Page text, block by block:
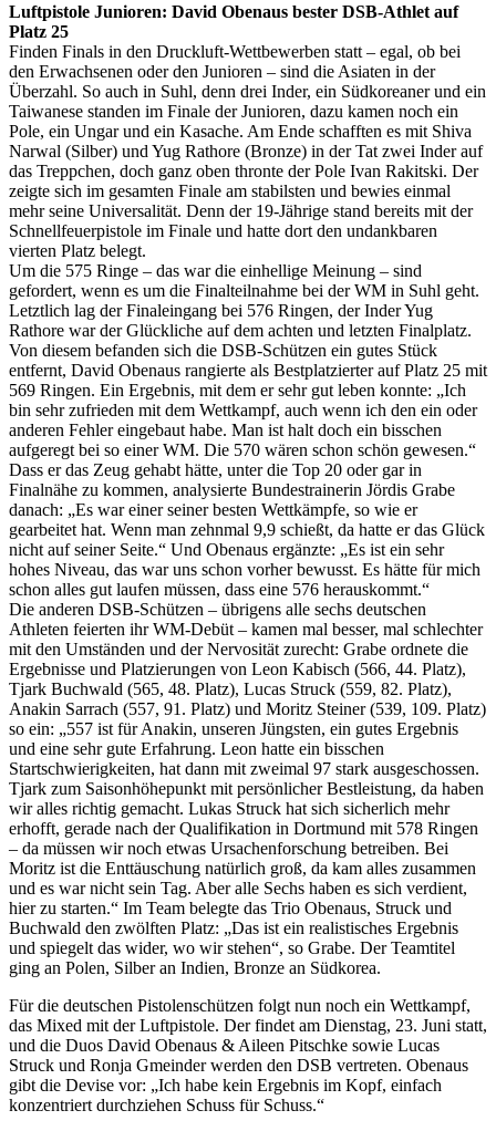
Luftpistole Junioren: David Obenaus bester DSB-Athlet auf
Platz 25
Finden Finals in den Druckluft-Wettbewerben statt – egal, ob bei
den Erwachsenen oder den Junioren – sind die Asiaten in der
Überzahl. So auch in Suhl, denn drei Inder, ein Südkoreaner und ein
Taiwanese standen im Finale der Junioren, dazu kamen noch ein
Pole, ein Ungar und ein Kasache. Am Ende schafften es mit Shiva
Narwal (Silber) und Yug Rathore (Bronze) in der Tat zwei Inder auf
das Treppchen, doch ganz oben thronte der Pole Ivan Rakitski. Der
zeigte sich im gesamten Finale am stabilsten und bewies einmal
mehr seine Universalität. Denn der 19-Jährige stand bereits mit der
Schnellfeuerpistole im Finale und hatte dort den undankbaren
vierten Platz belegt.
Um die 575 Ringe – das war die einhellige Meinung – sind
gefordert, wenn es um die Finalteilnahme bei der WM in Suhl geht.
Letztlich lag der Finaleingang bei 576 Ringen, der Inder Yug
Rathore war der Glückliche auf dem achten und letzten Finalplatz.
Von diesem befanden sich die DSB-Schützen ein gutes Stück
entfernt, David Obenaus rangierte als Bestplatzierter auf Platz 25 mit
569 Ringen. Ein Ergebnis, mit dem er sehr gut leben konnte: „Ich
bin sehr zufrieden mit dem Wettkampf, auch wenn ich den ein oder
anderen Fehler eingebaut habe. Man ist halt doch ein bisschen
aufgeregt bei so einer WM. Die 570 wären schon schön gewesen.“
Dass er das Zeug gehabt hätte, unter die Top 20 oder gar in
Finalnähe zu kommen, analysierte Bundestrainerin Jördis Grabe
danach: „Es war einer seiner besten Wettkämpfe, so wie er
gearbeitet hat. Wenn man zehnmal 9,9 schießt, da hatte er das Glück
nicht auf seiner Seite.“ Und Obenaus ergänzte: „Es ist ein sehr
hohes Niveau, das war uns schon vorher bewusst. Es hätte für mich
schon alles gut laufen müssen, dass eine 576 herauskommt.“
Die anderen DSB-Schützen – übrigens alle sechs deutschen
Athleten feierten ihr WM-Debüt – kamen mal besser, mal schlechter
mit den Umständen und der Nervosität zurecht: Grabe ordnete die
Ergebnisse und Platzierungen von Leon Kabisch (566, 44. Platz),
Tjark Buchwald (565, 48. Platz), Lucas Struck (559, 82. Platz),
Anakin Sarrach (557, 91. Platz) und Moritz Steiner (539, 109. Platz)
so ein: „557 ist für Anakin, unseren Jüngsten, ein gutes Ergebnis
und eine sehr gute Erfahrung. Leon hatte ein bisschen
Startschwierigkeiten, hat dann mit zweimal 97 stark ausgeschossen.
Tjark zum Saisonhöhepunkt mit persönlicher Bestleistung, da haben
wir alles richtig gemacht. Lukas Struck hat sich sicherlich mehr
erhofft, gerade nach der Qualifikation in Dortmund mit 578 Ringen
– da müssen wir noch etwas Ursachenforschung betreiben. Bei
Moritz ist die Enttäuschung natürlich groß, da kam alles zusammen
und es war nicht sein Tag. Aber alle Sechs haben es sich verdient,
hier zu starten.“ Im Team belegte das Trio Obenaus, Struck und
Buchwald den zwölften Platz: „Das ist ein realistisches Ergebnis
und spiegelt das wider, wo wir stehen“, so Grabe. Der Teamtitel
ging an Polen, Silber an Indien, Bronze an Südkorea.
Für die deutschen Pistolenschützen folgt nun noch ein Wettkampf,
das Mixed mit der Luftpistole. Der findet am Dienstag, 23. Juni statt,
und die Duos David Obenaus & Aileen Pitschke sowie Lucas
Struck und Ronja Gmeinder werden den DSB vertreten. Obenaus
gibt die Devise vor: „Ich habe kein Ergebnis im Kopf, einfach
konzentriert durchziehen Schuss für Schuss.“